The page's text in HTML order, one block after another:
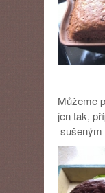
Můžeme
jen tak,